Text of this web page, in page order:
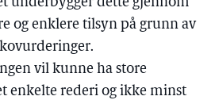
og enklere tilsyn på grunn av
vil kunne ha store
enkelte rederi og ikke minst